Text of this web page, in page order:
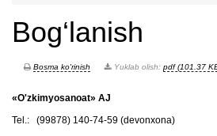
Bog‘lanish
Bosma ko'rinish Yuklab olish: pdf (101.37
«O'zkimyosanoat» AJ
Tel.: (99878) 140-74-59 (devonxona)